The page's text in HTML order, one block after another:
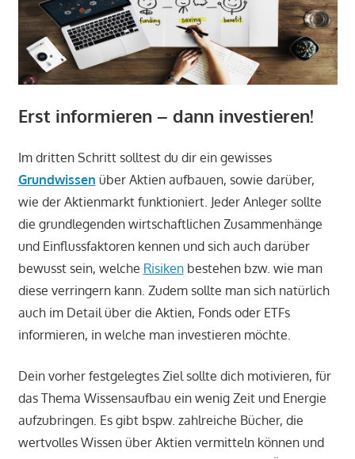
Erst informieren – dann investieren!
Im dritten Schritt solltest du dir ein gewisses
Grundwissen über Aktien aufbauen, sowie darüber,
wie der Aktienmarkt funktioniert. Jeder Anleger sollte
die grundlegenden wirtschaftlichen Zusammenhänge
und Einflussfaktoren kennen und sich auch darüber
bewusst sein, welche Risikenbestehen bzw. wie man
diese verringern kann. Zudem sollte man sich natürlich
auch im Detail über die Aktien, Fonds oder ETFs
informieren, in welche man investieren möchte.
Dein vorher festgelegtes Ziel sollte dich motivieren, für
das Thema Wissensaufbau ein wenig Zeit und Energie
aufzubringen. Es gibt bspw. zahlreiche Bücher, die
wertvolles Wissen über Aktien vermitteln können und